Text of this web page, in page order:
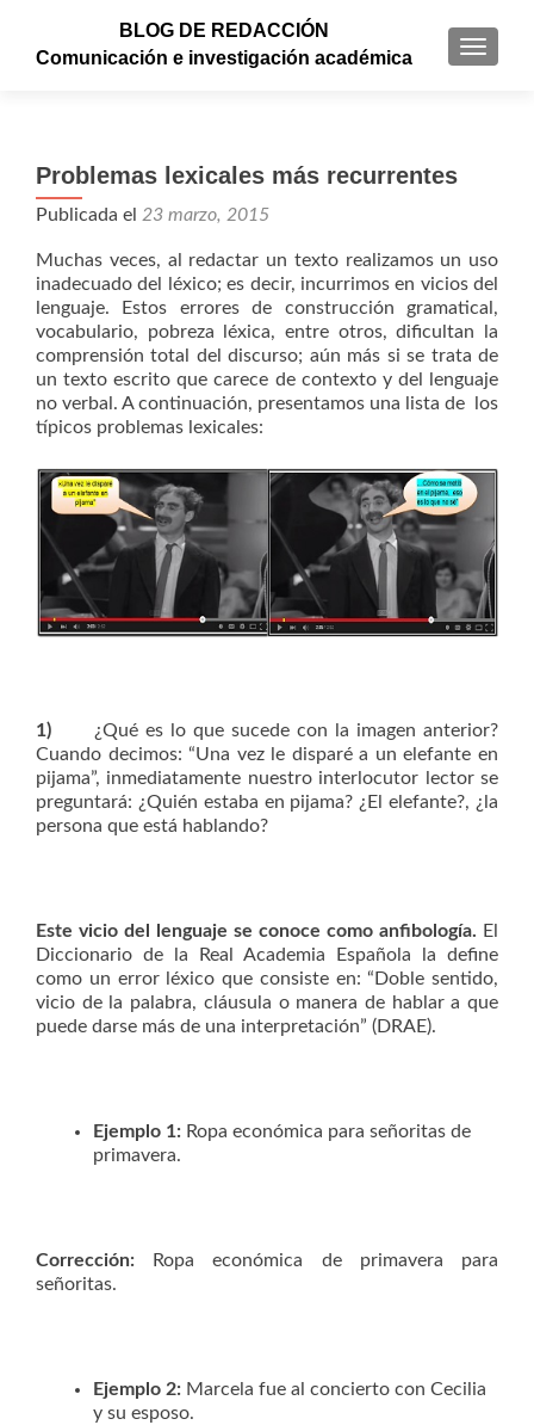
BLOG DE REDACCIÓN
Comunicación e investigación académica
Problemas lexicales más recurrentes
Publicada el 23 marzo, 2015
Muchas veces, al redactar un texto realizamos un uso
inadecuado del léxico; es decir, incurrimos en vicios del
lenguaje. Estos errores de construcción gramatical,
vocabulario, pobreza léxica, entre otros, dificultan la
comprensión total del discurso; aún más si se trata de
un texto escrito que carece de contexto y del lenguaje
no verbal. A continuación, presentamos una lista de los
típicos problemas lexicales:
1) ¿Qué es lo que sucede con la imagen anterior?
Cuando decimos: “Una vez le disparé a un elefante en
pijama”, inmediatamente nuestro interlocutor lector se
preguntará: ¿Quién estaba en pijama? ¿El elefante?, ¿la
persona que está hablando?
Este vicio del lenguaje se conoce como anfibología. El
Diccionario de la Real Academia Española la define
como un error léxico que consiste en: “Doble sentido,
vicio de la palabra, cláusula o manera de hablar a que
puede darse más de una interpretación” (DRAE).
Ejemplo 1: Ropa económica para señoritas de
primavera.
Corrección: Ropa económica de primavera para
señoritas.
Ejemplo 2: Marcela fue al concierto con Cecilia
y su esposo.